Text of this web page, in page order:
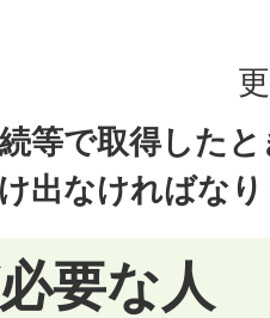
等で取得した
出なければな
要な人